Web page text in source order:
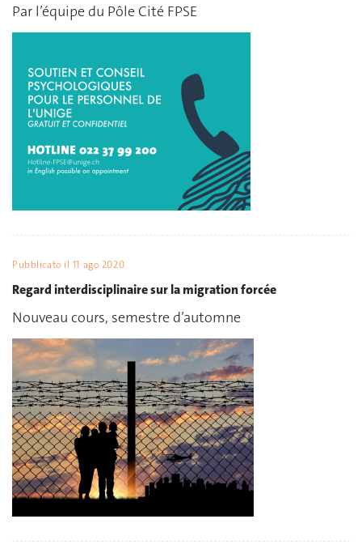
Par l’équipe du Pôle Cité FPSE
Pubblicato il 11 ago 2020
Regard interdisciplinaire sur la migration forcée
Nouveau cours, semestre d’automne